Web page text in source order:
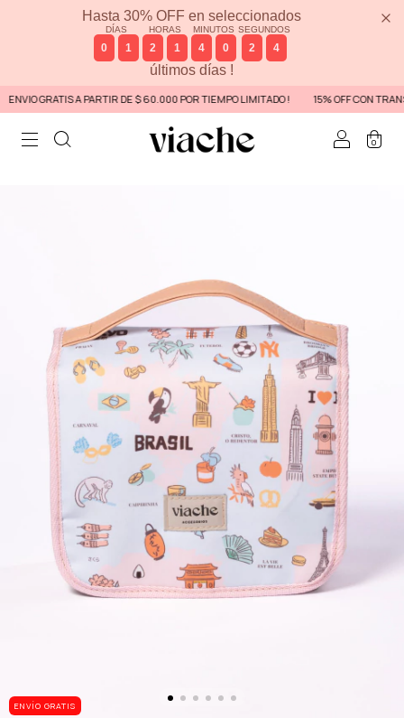
Hasta 30% OFF en seleccionados
DÍAS
0 1
HORAS
2 1
MINUTOS
4 0
SEGUNDOS
2 3
últimos días !
GRATIS A PARTIR DE $ 60.000 POR TIEMPO LIMITADO ! 15% OFF CON
0
ENVÍO GRATIS